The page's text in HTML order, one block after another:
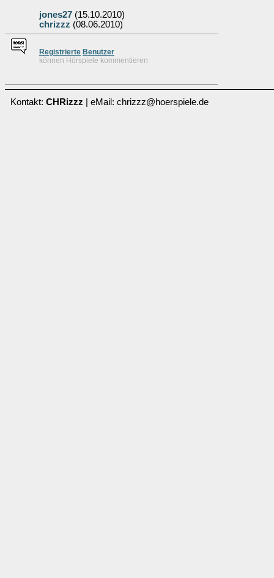
jones27 (15.10.2010)
chrizzz (08.06.2010)
Registrierte Benutzer
können Hörspiele kommentieren
Kontakt: CHRizzz | eMail: chrizzz@hoerspiele.de